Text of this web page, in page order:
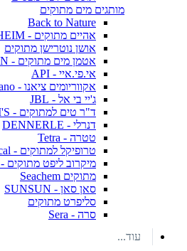
מותגים מים מתוקים
Back to Nature
אהיים מתוקים - EHEIM
אושן נוטרישן מתוקים
אטמן מים מתוקים - ATMAN
אי.פי.איי - API
אקווריומים ציאנו - Ciano
ג'יי בי אל - JBL
ד"ר טים למתוקים - DR. TIM'S
דנרלי - DENNERLE
טטרה - Tetra
טרופיקל למתוקים - Tropical
מיקרוב ליפט מתוקים - MICROBE LIFT
מתוקים Seachem
סאן סאן - SUNSUN
סליפרט מתוקים
סרה - Sera
עוד...